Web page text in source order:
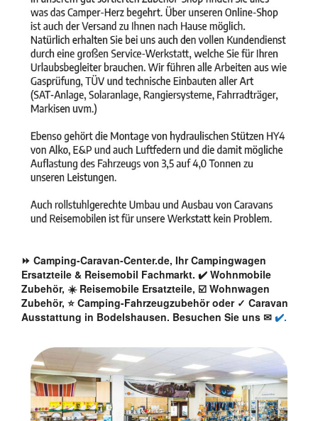
⏩ Camping-Caravan-Center.de, Ihr Campingwagen
Ersatzteile & Reisemobil Fachmarkt. ✔️ Wohnmobile
Zubehör, ☀️ Reisemobile Ersatzteile, ☑️ Wohnwagen
Zubehör, ⭐ Camping-Fahrzeugzubehör oder ✓ Caravan
Ausstattung in Bodelshausen. Besuchen Sie uns ✉ ✔️.